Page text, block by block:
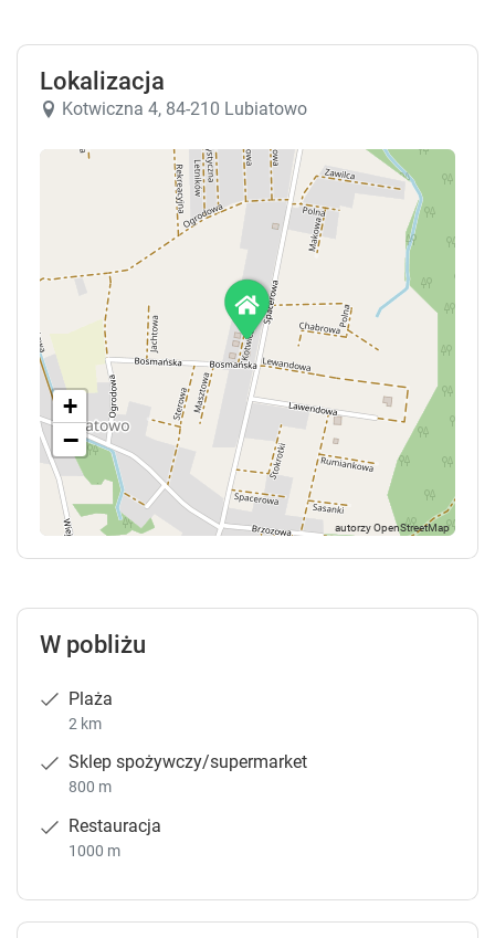
Lokalizacja
Kotwiczna 4, 84-210 Lubiatowo
+
−
W pobliżu
Plaża
2 km
Sklep spożywczy/supermarket
800 m
Restauracja
1000 m